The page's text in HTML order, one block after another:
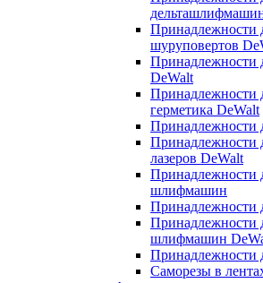
Принадлежности
шуруповертов
Принадлежности
DeWalt
Принадлежности
герметика DeWalt
Принадлежности
Принадлежности
лазеров DeWalt
Принадлежности
шлифмашин
Принадлежности
Принадлежности
шлифмашин
Принадлежности
Саморезы в